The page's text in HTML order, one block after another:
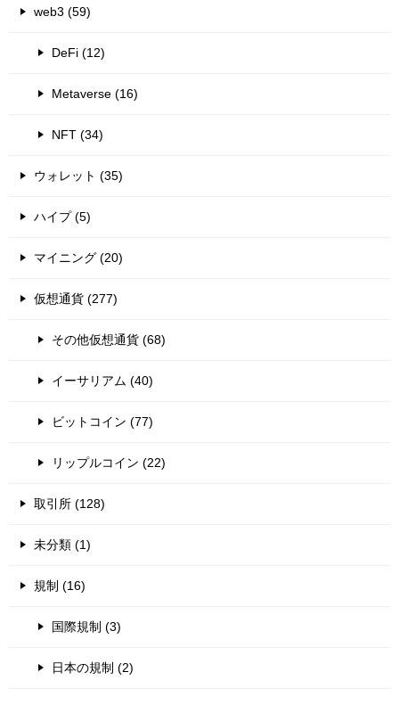
web3 (59)
DeFi (12)
Metaverse (16)
NFT (34)
ウォレット (35)
ハイプ (5)
マイニング (20)
仮想通貨 (277)
その他仮想通貨 (68)
イーサリアム (40)
ビットコイン (77)
リップルコイン (22)
取引所 (128)
未分類 (1)
規制 (16)
国際規制 (3)
日本の規制 (2)